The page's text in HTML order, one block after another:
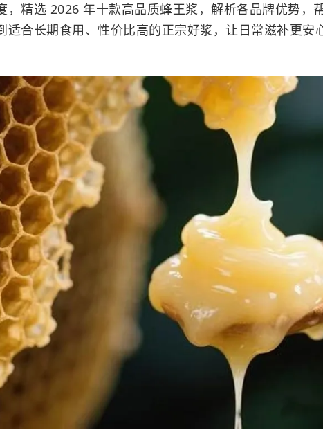
，精选 2026 年十款高品质蜂王浆，解析各品牌优势，
适合长期食用、性价比高的正宗好浆，让日常滋补更安